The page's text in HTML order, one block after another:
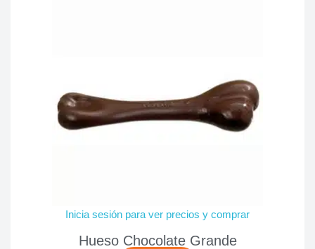
Inicia sesión para ver precios y comprar
Hueso Chocolate Grande